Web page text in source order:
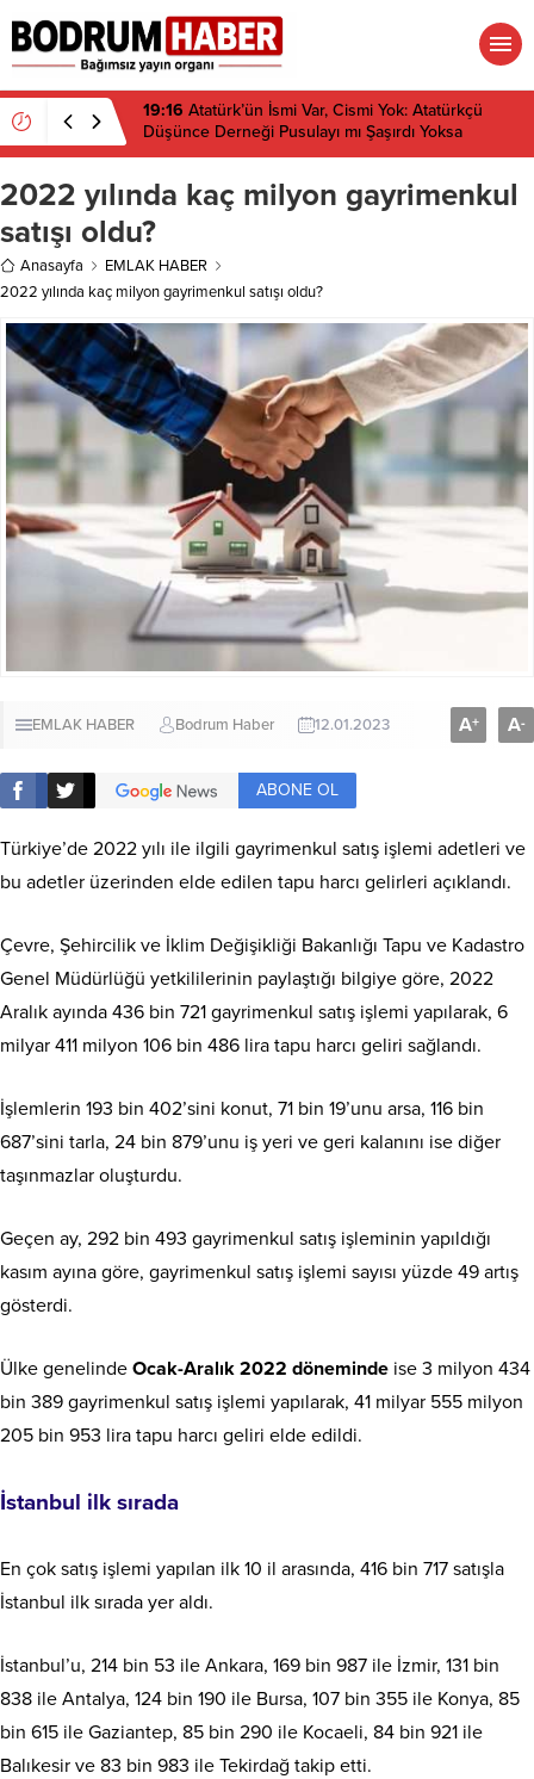
19:16 Atatürk’ün İsmi Var, Cismi Yok: Atatürkçü
Düşünce Derneği Pusulayı mı Şaşırdı Yoksa
Navigasyon mu Bozuldu?
2022 yılında kaç milyon gayrimenkul
satışı oldu?
Anasayfa
EMLAK HABER
2022 yılında kaç milyon gayrimenkul satışı oldu?
EMLAK HABER Bodrum Haber 12.01.2023 A+ A-
ABONE OL
Türkiye’de 2022 yılı ile ilgili gayrimenkul satış işlemi adetleri ve
bu adetler üzerinden elde edilen tapu harcı gelirleri açıklandı.
Çevre, Şehircilik ve İklim Değişikliği Bakanlığı Tapu ve Kadastro
Genel Müdürlüğü yetkililerinin paylaştığı bilgiye göre, 2022
Aralık ayında 436 bin 721 gayrimenkul satış işlemi yapılarak, 6
milyar 411 milyon 106 bin 486 lira tapu harcı geliri sağlandı.
İşlemlerin 193 bin 402’sini konut, 71 bin 19’unu arsa, 116 bin
687’sini tarla, 24 bin 879’unu iş yeri ve geri kalanını ise diğer
taşınmazlar oluşturdu.
Geçen ay, 292 bin 493 gayrimenkul satış işleminin yapıldığı
kasım ayına göre, gayrimenkul satış işlemi sayısı yüzde 49 artış
gösterdi.
Ülke genelinde Ocak-Aralık 2022 döneminde ise 3 milyon 434
bin 389 gayrimenkul satış işlemi yapılarak, 41 milyar 555 milyon
205 bin 953 lira tapu harcı geliri elde edildi.
İstanbul ilk sırada
En çok satış işlemi yapılan ilk 10 il arasında, 416 bin 717 satışla
İstanbul ilk sırada yer aldı.
İstanbul’u, 214 bin 53 ile Ankara, 169 bin 987 ile İzmir, 131 bin
838 ile Antalya, 124 bin 190 ile Bursa, 107 bin 355 ile Konya, 85
bin 615 ile Gaziantep, 85 bin 290 ile Kocaeli, 84 bin 921 ile
Balıkesir ve 83 bin 983 ile Tekirdağ takip etti.